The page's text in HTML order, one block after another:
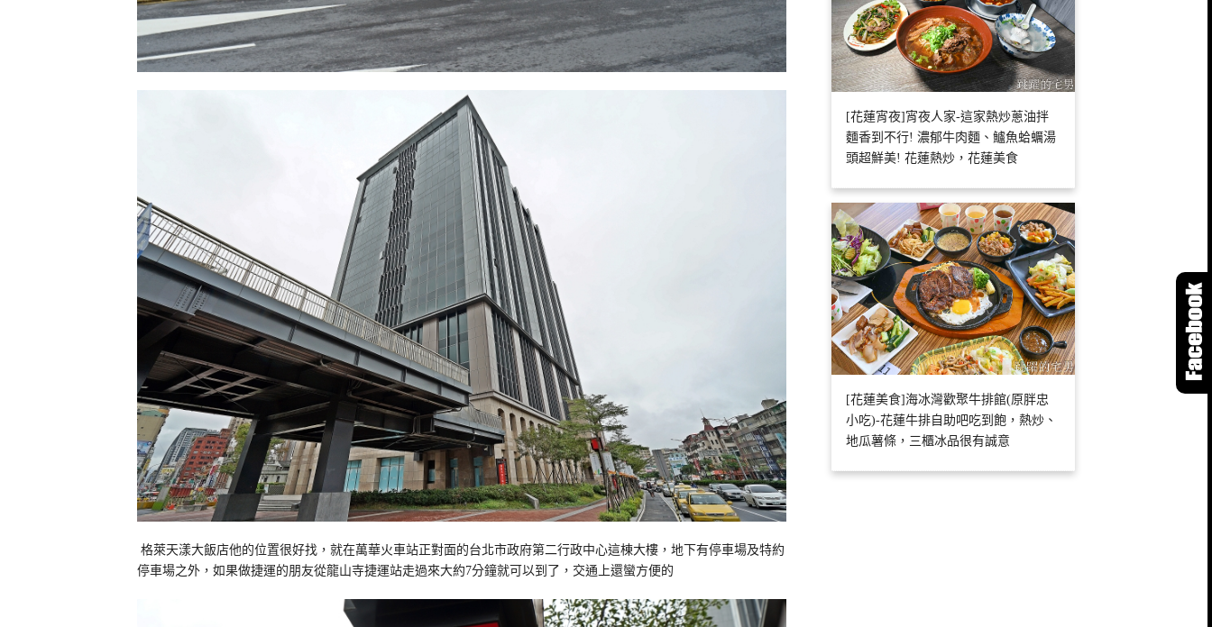
格萊天漾大飯店他的位置很好找，就在萬華火車站正對面的台北市政府第二行政中心這棟大樓，地下有停車場及特約
停車場之外，如果做捷運的朋友從龍山寺捷運站走過來大約7分鐘就可以到了，交通上還蠻方便的
[花蓮宵夜]宵夜人家-這家熱炒蔥油拌
麵香到不行! 濃郁牛肉麵、鱸魚蛤蠣湯
頭超鮮美! 花蓮熱炒，花蓮美食
[花蓮美食]海冰灣歡聚牛排館(原胖忠
小吃)-花蓮牛排自助吧吃到飽，熱炒、
地瓜薯條，三櫃冰品很有誠意